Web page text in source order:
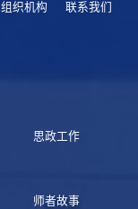
组织机构 联系我们
思政工作
师者故事